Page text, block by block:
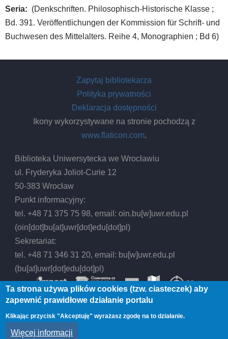
Seria
(Denkschriften. Philosophisch-Historische Klasse ;
Bd. 391. Veröffentlichungen der Kommission für Schrift- und
Buchwesen des Mittelalters. Reihe 4, Monographien ; Bd 6)
Zapytaj bibliotekarza
Polityka prywatności
Deklaracja dostępności
Ikony wykorzystywane na stronie pochodzą z
www.flaticon.com.
Biblioteka Uniwersytecka we Wrocławiu
ul. Fryderyka Joliot-Curie 12
50-383 Wrocław
Punkt informacyjny:
tel. +48 71 375 75 98, email:oin.bu[w]uwr.edu.pl
(oin[dot]bu[at]uwr[dot]edu[dot]pl)
Sekretariat:
tel. +48 71 346 31 20, email: bu[w]uwr.edu.pl
(bu[at]uwr[dot]edu[dot]pl)
© 2026 Biblioteka Uniwersytecka we Wrocławiu,
Ta strona używa plików cookies (tzw. ciasteczek) aby
zapewnić prawidłowe działanie portalu
Klikając przycisk "Akceptuję" wyrażasz zgodę na to działanie.
Więcej informacji